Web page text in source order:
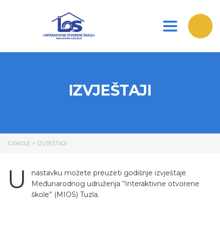
Toggle
IZVJEŠTAJI
IOSKOLE > IZVJEŠTAJI
U
nastavku možete preuzeti godišnje izvještaje
Međunarodnog udruženja “Interaktivne otvorene
škole” (MIOS) Tuzla.